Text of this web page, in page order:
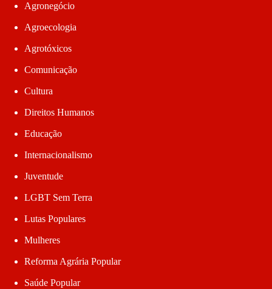
Agronegócio
Agroecologia
Agrotóxicos
Comunicação
Cultura
Direitos Humanos
Educação
Internacionalismo
Juventude
LGBT Sem Terra
Lutas Populares
Mulheres
Reforma Agrária Popular
Saúde Popular